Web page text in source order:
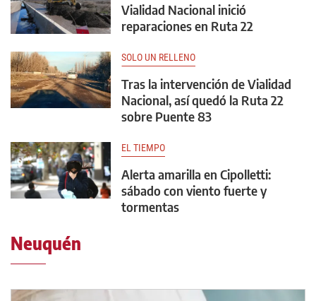
Vialidad Nacional inició
reparaciones en Ruta 22
SOLO UN RELLENO
Tras la intervención de Vialidad
Nacional, así quedó la Ruta 22
sobre Puente 83
EL TIEMPO
Alerta amarilla en Cipolletti:
sábado con viento fuerte y
tormentas
Neuquén